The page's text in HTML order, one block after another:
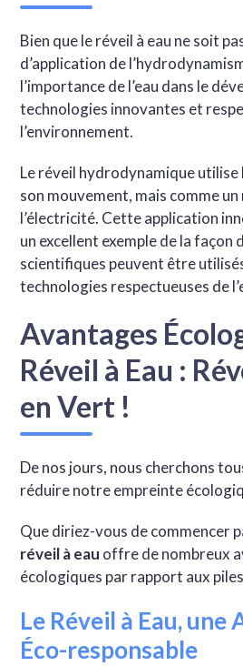
Bien que le réveil à eau ne soit
d’application de
l’importance de l’eau dans le
technologies innovantes et
l’environnement.
Le réveil hydrodynamique utilise
son mouvement, mais comme
l’électricité. Cette application
un excellent exemple de la façon
scientifiques peuvent être
technologies respectueuses de
Avantages
Réveil à Eau :
en Vert !
De nos jours, nous cherchons
réduire notre empreinte
Que diriez-vous de commencer
réveil à eau offre de nombreux
écologiques par rapport aux
Le Réveil à Eau,
Éco-responsable